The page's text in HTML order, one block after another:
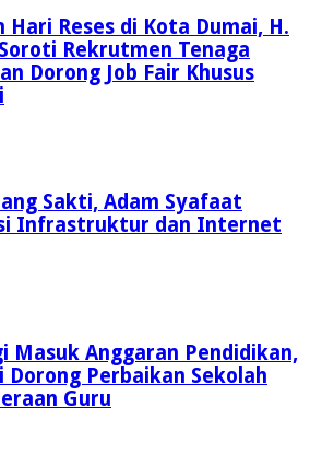
Hari Reses di Kota Dumai, H.
Rekrutmen Tenaga
Dorong Job Fair Khusus
Sakti, Adam Syafaat
Infrastruktur dan Internet
Masuk Anggaran Pendidikan,
Dorong Perbaikan Sekolah
Guru